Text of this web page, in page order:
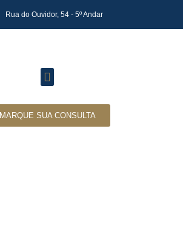
Rua do Ouvidor, 54 - 5º Andar
MARQUE SUA CONSULTA